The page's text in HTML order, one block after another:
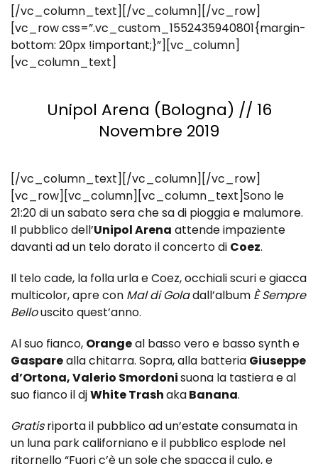
[/vc_column_text][/vc_column][/vc_row]
[vc_row css=”.vc_custom_1552435940801{margin-
bottom: 20px !important;}”][vc_column]
[vc_column_text]
Unipol Arena (Bologna) // 16
Novembre 2019
[/vc_column_text][/vc_column][/vc_row]
[vc_row][vc_column][vc_column_text]Sono le
21:20 di un sabato sera che sa di pioggia e malumore.
Il pubblico dell’Unipol Arena attende impaziente
davanti ad un telo dorato il concerto di Coez.
Il telo cade, la folla urla e Coez, occhiali scuri e giacca
multicolor, apre con Mal di Goladall’album È Sempre
Bellouscito quest’anno.
Al suo fianco, Orangeal basso vero e basso synth e
Gasparealla chitarra. Sopra, alla batteria Giuseppe
d’Ortona, Valerio Smordonisuona la tastiera e al
suo fianco il djWhite TrashakaBanana.
Gratisriporta il pubblico ad un’estate consumata in
un luna park californiano e il pubblico esplode nel
ritornello “Fuori c’è un sole che spacca il culo, e